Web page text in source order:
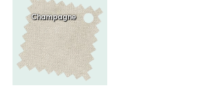
Champagne